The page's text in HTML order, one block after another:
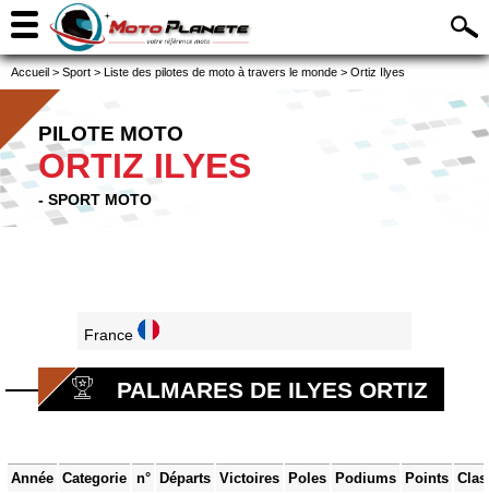
Accueil > Sport > Liste des pilotes de moto à travers le monde > Ortiz Ilyes
PILOTE MOTO
ORTIZ ILYES
- SPORT MOTO
France
PALMARES DE ILYES ORTIZ
Année Categorie n° Départs Victoires Poles Podiums Points